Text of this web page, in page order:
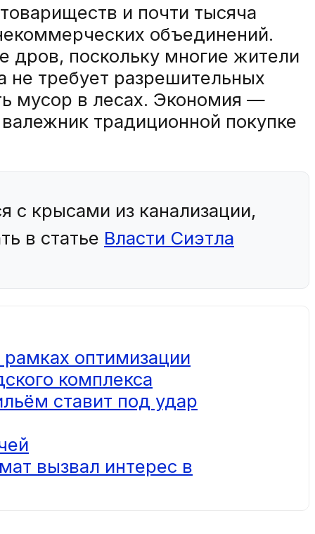
и почти тысяча
объединений.
дров, поскольку многие жители
не требует разрешительных
мусор в лесах. Экономия —
традиционной покупке
с крысами из канализации,
в статье Власти Сиэтла
оптимизации
комплекса
ставит под удар
вызвал интерес в